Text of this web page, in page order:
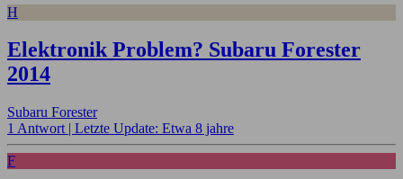
H
Elektronik Problem? Subaru Forester
2014
Subaru Forester
1 Antwort | Letzte Update: Etwa 8 jahre
F